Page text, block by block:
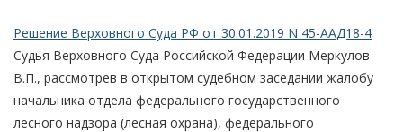
Решение Верховного Суда РФ от 30.01.2019 N 45-ААД18-4
Судья Верховного Суда Российской Федерации Меркулов
В.П., рассмотрев в открытом судебном заседании жалобу
начальника отдела федерального государственного
лесного надзора (лесная охрана), федерального